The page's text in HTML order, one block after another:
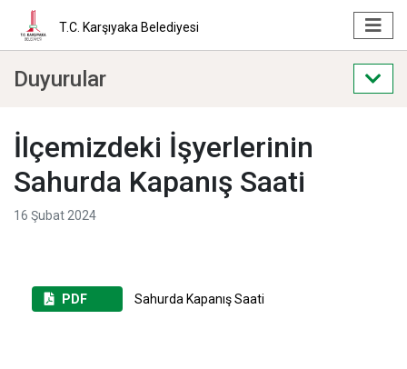
T.C. Karşıyaka Belediyesi
Duyurular
İlçemizdeki İşyerlerinin
Sahurda Kapanış Saati
16 Şubat 2024
PDF Sahurda Kapanış Saati